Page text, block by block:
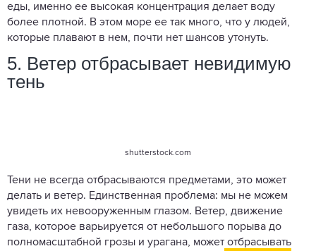
еды, именно ее высокая концентрация делает воду
более плотной. В этом море ее так много, что у людей,
которые плавают в нем, почти нет шансов утонуть.
5. Ветер отбрасывает невидимую
тень
shutterstock.com
Тени не всегда отбрасываются предметами, это может
делать и ветер. Единственная проблема: мы не можем
увидеть их невооруженным глазом. Ветер, движение
газа, которое варьируется от небольшого порыва до
полномасштабной грозы и урагана, может отбрасывать